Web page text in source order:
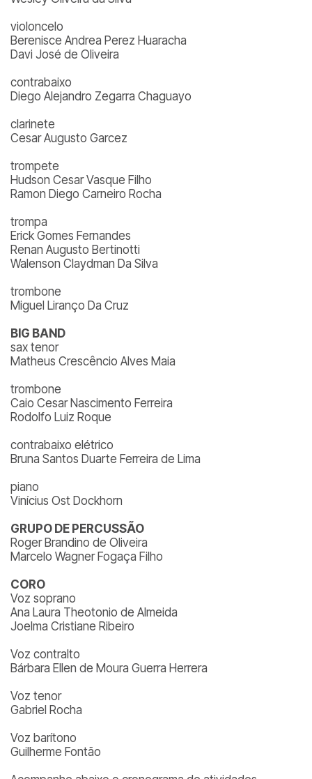
violoncelo
Berenisce Andrea Perez Huaracha
Davi José de Oliveira
contrabaixo
Diego Alejandro Zegarra Chaguayo
clarinete
Cesar Augusto Garcez
trompete
Hudson Cesar Vasque Filho
Ramon Diego Carneiro Rocha
trompa
Erick Gomes Fernandes
Renan Augusto Bertinotti
Walenson Claydman Da Silva
trombone
Miguel Liranço Da Cruz
BIG BAND
sax tenor
Matheus Crescêncio Alves Maia
trombone
Caio Cesar Nascimento Ferreira
Rodolfo Luiz Roque
contrabaixo elétrico
Bruna Santos Duarte Ferreira de Lima
piano
Vinícius Ost Dockhorn
GRUPO DE PERCUSSÃO
Roger Brandino de Oliveira
Marcelo Wagner Fogaça Filho
CORO
Voz soprano
Ana Laura Theotonio de Almeida
Joelma Cristiane Ribeiro
Voz contralto
Bárbara Ellen de Moura Guerra Herrera
Voz tenor
Gabriel Rocha
Voz barítono
Guilherme Fontão